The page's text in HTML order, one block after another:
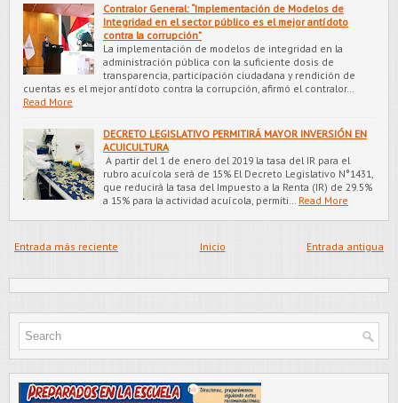
Contralor General: “Implementación de Modelos de
Integridad en el sector público es el mejor antídoto
contra la corrupción”
La implementación de modelos de integridad en la
administración pública con la suficiente dosis de
transparencia, participación ciudadana y rendición de
cuentas es el mejor antídoto contra la corrupción, afirmó el contralor…
Read More
DECRETO LEGISLATIVO PERMITIRÁ MAYOR INVERSIÓN EN
ACUICULTURA
A partir del 1 de enero del 2019 la tasa del IR para el
rubro acuícola será de 15% El Decreto Legislativo N°1431,
que reducirá la tasa del Impuesto a la Renta (IR) de 29.5%
a 15% para la actividad acuícola, permiti…
Read More
Entrada más reciente Entrada antigua
Inicio